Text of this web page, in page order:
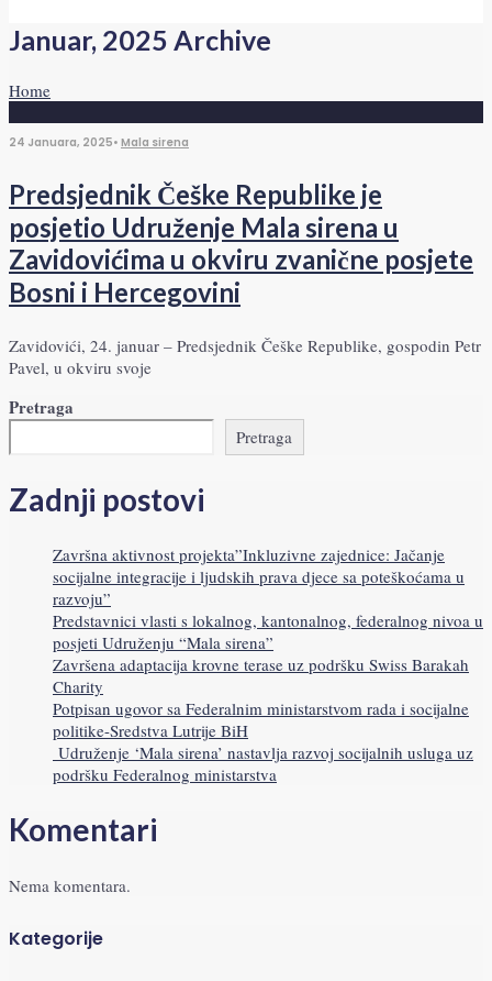
Januar, 2025 Archive
Home
24 Januara, 2025• Mala sirena
Predsjednik Češke Republike je
posjetio Udruženje Mala sirena u
Zavidovićima u okviru zvanične posjete
Bosni i Hercegovini
Zavidovići, 24. januar – Predsjednik Češke Republike, gospodin Petr
Pavel, u okviru svoje
Pretraga
Pretraga
Zadnji postovi
Završna aktivnost projekta”Inkluzivne zajednice: Jačanje
socijalne integracije i ljudskih prava djece sa poteškoćama u
razvoju”
Predstavnici vlasti s lokalnog, kantonalnog, federalnog nivoa u
posjeti Udruženju “Mala sirena”
Završena adaptacija krovne terase uz podršku Swiss Barakah
Charity
Potpisan ugovor sa Federalnim ministarstvom rada i socijalne
politike-Sredstva Lutrije BiH
Udruženje ‘Mala sirena’ nastavlja razvoj socijalnih usluga uz
podršku Federalnog ministarstva
Komentari
Nema komentara.
Kategorije